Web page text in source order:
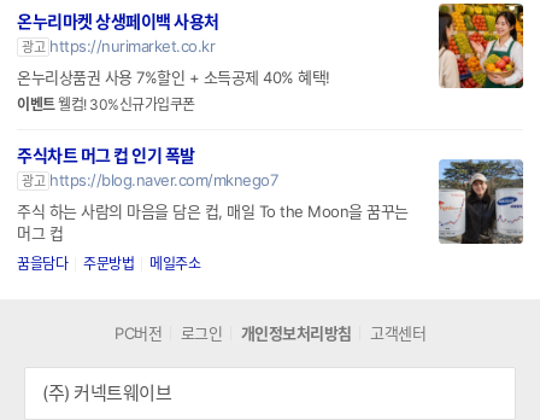
온누리마켓 상생페이백 사용처
광고 https://nurimarket.co.kr
온누리상품권 사용 7%할인 + 소득공제 40% 혜택!
이벤트웰컴! 30%신규가입쿠폰
주식차트 머그 컵 인기 폭발
광고 https://blog.naver.com/mknego7
주식 하는 사람의 마음을 담은 컵, 매일 To the Moon을 꿈꾸는
머그 컵
꿈을담다 주문방법 메일주소
PC버전 로그인 개인정보처리방침 고객센터
(주) 커넥트웨이브